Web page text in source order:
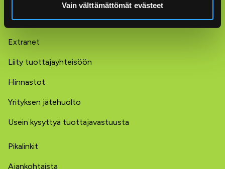
Vain välttämättömät evästeet
Yritysten tuottajavastuu
Extranet
Liity tuottajayhteisöön
Hinnastot
Yrityksen jätehuolto
Usein kysyttyä tuottajavastuusta
Pikalinkit
Ajankohtaista